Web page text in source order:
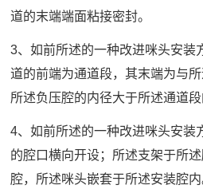
道的末端端面粘接密封。
3、如前所述的一种改进咪头安装
道的前端为通道段，其末端为与
所述负压腔的内径大于所述通道段
4、如前所述的一种改进咪头安装
的腔口横向开设；所述支架于所
腔，所述咪头嵌套于所述安装腔内